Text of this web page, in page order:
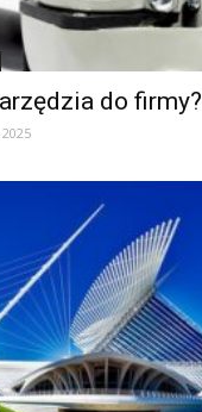
do firmy?